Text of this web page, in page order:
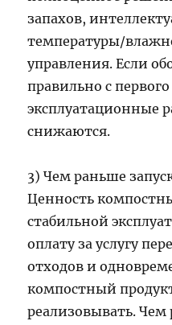
запахов,
температуры/
управления. Если
правильно с первого
эксплуатационные
снижаются.
3) Чем раньше
Ценность
стабильной
оплату за услугу
отходов и
компостный
реализовывать.